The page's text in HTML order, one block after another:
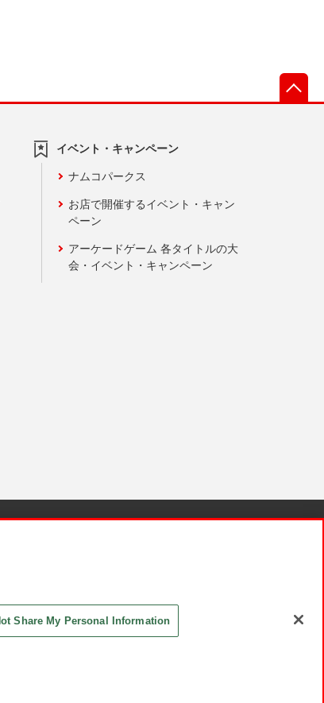
イベント・キャンペーン
ナムコパークス
お店で開催するイベント・キャン
ペーン
アーケードゲーム 各タイトルの大
会・イベント・キャンペーン
Share My Personal Information